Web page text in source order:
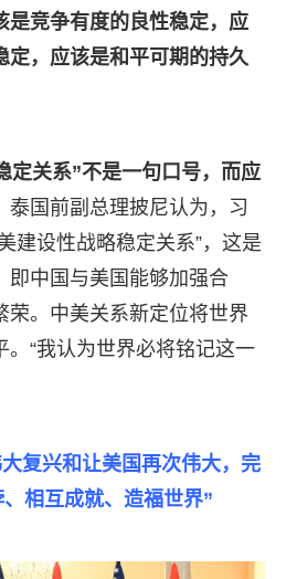
是竞争有度的良性稳定，应
定，应该是和平可期的持久
定关系”不是一句口号，而应
泰国前副总理披尼认为，习
建设性战略稳定关系”，这是
即中国与美国能够加强合
荣。中美关系新定位将世界
。“我认为世界必将铭记这一
复兴和让美国再次伟大，完
相互成就、造福世界”